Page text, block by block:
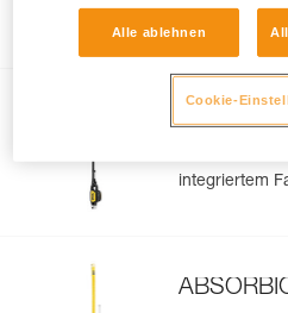
integriertem
Einfaches
integriertem
Alle ablehnen
Cookie-